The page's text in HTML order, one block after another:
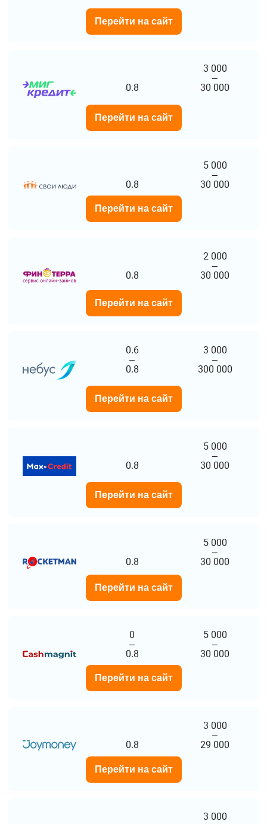
Перейти на сайт
0.8
3 000
–
30 000
Перейти на сайт
0.8
5 000
–
30 000
Перейти на сайт
0.8
2 000
–
30 000
Перейти на сайт
0.6
–
0.8
3 000
–
300 000
Перейти на сайт
0.8
5 000
–
30 000
Перейти на сайт
0.8
5 000
–
30 000
Перейти на сайт
0
–
0.8
5 000
–
30 000
Перейти на сайт
0.8
3 000
–
29 000
Перейти на сайт
3 000